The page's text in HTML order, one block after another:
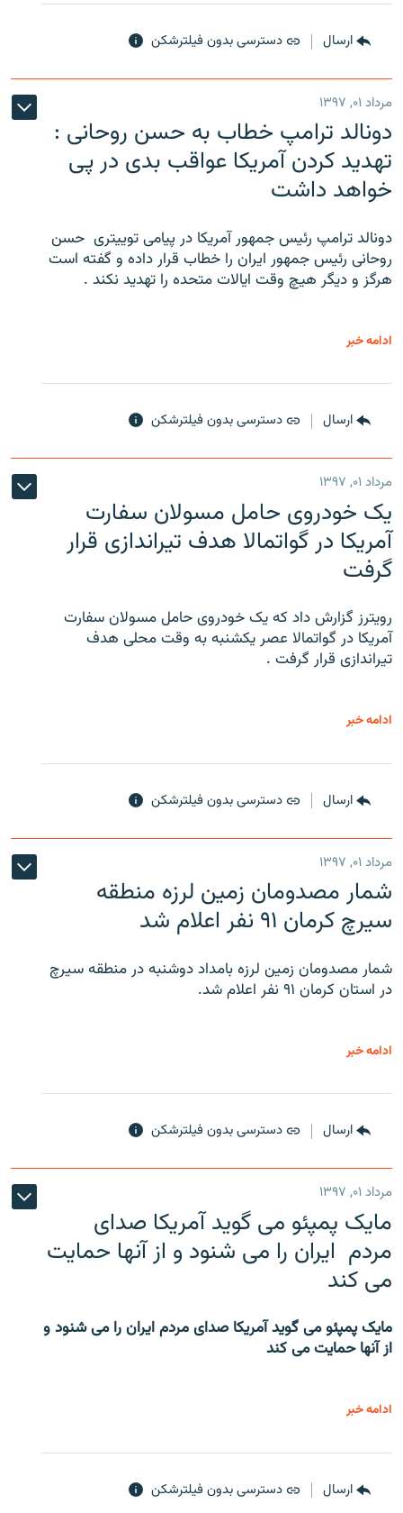
ارسال دسترسی بدون فیلترشکن
مرداد ۰۱, ۱۳۹۷
دونالد ترامپ خطاب به حسن روحانی :
تهدید کردن آمریکا عواقب بدی در پی
خواهد داشت
دونالد ترامپ رئیس جمهور آمریکا در پیامی توییتری ‌ حسن
روحانی رئیس جمهور ایران را خطاب قرار داده و گفته است
هرگز و دیگر هیچ وقت ایالات متحده را تهدید نکند .
ادامه خبر
ارسال دسترسی بدون فیلترشکن
مرداد ۰۱, ۱۳۹۷
یک خودروی حامل مسولان سفارت
آمریکا در گواتمالا هدف تیراندازی قرار
گرفت
رویترز گزارش داد که یک خودروی حامل مسولان سفارت
آمریکا در گواتمالا عصر یکشنبه به وقت محلی هدف
تیراندازی قرار گرفت .
ادامه خبر
ارسال دسترسی بدون فیلترشکن
مرداد ۰۱, ۱۳۹۷
شمار مصدومان زمین لرزه منطقه
سیرچ کرمان ۹۱ نفر اعلام شد
شمار مصدومان زمین لرزه بامداد دوشنبه در منطقه سیرچ
در استان کرمان ۹۱ نفر اعلام شد.
ادامه خبر
ارسال دسترسی بدون فیلترشکن
مرداد ۰۱, ۱۳۹۷
مایک پمپئو می گوید آمریکا صدای
مردم ایران را می شنود و از آنها حمایت
می کند
مایک پمپئو می گوید آمریکا صدای مردم ایران را می شنود و
از آنها حمایت می کند
ادامه خبر
ارسال دسترسی بدون فیلترشکن